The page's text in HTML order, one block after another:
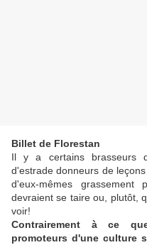
Billet de Florestan
Il y a certains brasseurs
d'estrade donneurs de
d'eux-mêmes
devraient se taire ou, plutôt,
voir!
Contrairement à ce
promoteurs d'une culture